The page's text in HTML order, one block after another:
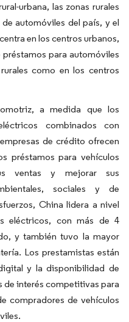
urbana, las zonas rurales
automóviles del país, y el
en los centros urbanos,
para automóviles
como en los centros
a medida que los
combinados con
de crédito ofrecen
préstamos para vehículos
ventas y mejorar sus
sociales y de
China lidera a nivel
eléctricos, con más de 4
y también tuvo la mayor
Los prestamistas están
y la disponibilidad de
de interés competitivas para
compradores de vehículos